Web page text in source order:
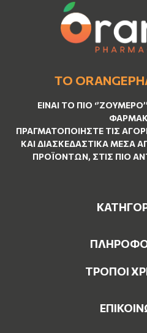
ΤΟ
ΕΊΝΑΙ ΤO ΠΙΟ ‘’ΖΟΥΜΕΡΌ
ΠΡΑΓΜΑΤΟΠΟΙΉΣΤΕ ΤΙΣ
ΚΑΙ ΔΙΑΣΚΕΔΑΣΤΙΚΆ ΜΈΣΑ
ΠΡΟΪΌΝΤΩΝ, ΣΤΙΣ ΠΙΟ
ΤΡΟΠΟΙ